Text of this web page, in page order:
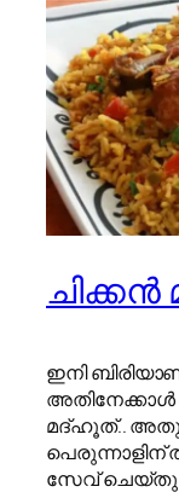
ഇനി
അതിനേക്കാൾ
മദ്ഹൂത്..
പെരുന്നാളിന്
സേവ് ചെയ്തു